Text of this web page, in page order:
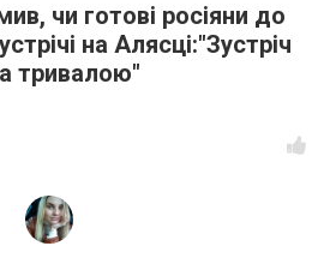
чи готові росіяни до
на Алясці:"Зустріч
тривалою"